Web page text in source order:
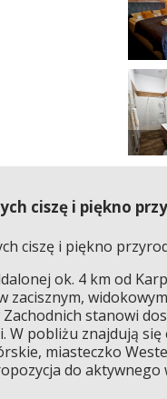
ciszę i piękno
ciszę i piękno
ok. 4 km od
stanowi
W pobliżu znajdują
miasteczko
do aktywnego